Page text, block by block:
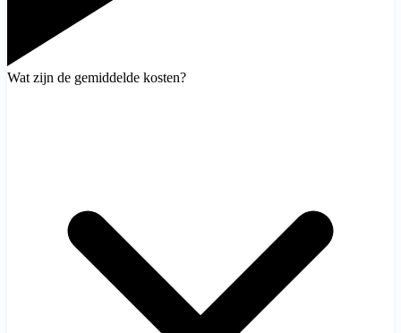
Wat zijn de gemiddelde kosten?